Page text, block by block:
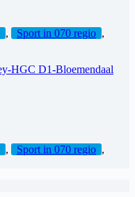
, Sport in 070 regio ,
, Sport in 070 regio ,